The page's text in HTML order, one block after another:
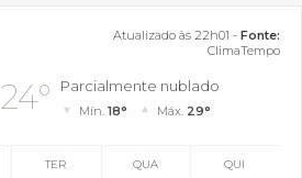
Atualizado às 22h01 - Fonte:
ClimaTempo
24° Parcialmente nublado
Mín.18° Máx. 29°
TER QUA QUI